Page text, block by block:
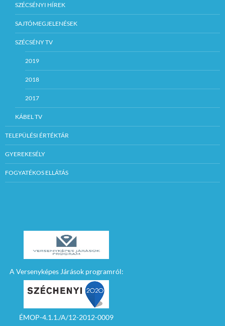
SZÉCSÉNYI HÍREK
SAJTÓMEGJELENÉSEK
SZÉCSÉNY TV
2019
2018
2017
KÁBEL TV
TELEPÜLÉSI ÉRTÉKTÁR
GYEREKESÉLY
FOGYATÉKOS ELLÁTÁS
A Versenyképes Járások programról:
ÉMOP-4.1.1./A/12-2012-0009